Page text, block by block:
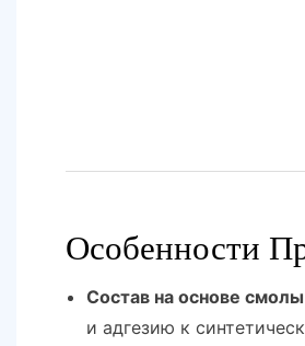
Особенности
Состав на основе смолы
и адгезию к